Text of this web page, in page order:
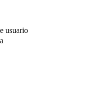
usuario